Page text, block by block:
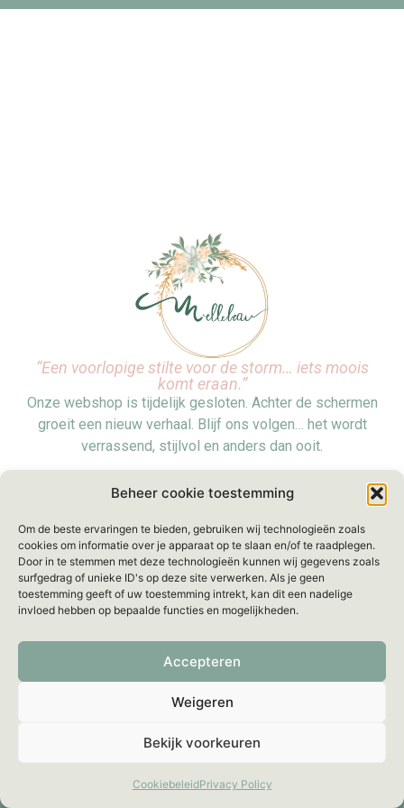
Beheer cookie toestemming
Om de beste ervaringen te bieden, gebruiken wij technologieën zoals
cookies om informatie over je apparaat op te slaan en/of te raadplegen.
Door in te stemmen met deze technologieën kunnen wij gegevens zoals
surfgedrag of unieke ID's op deze site verwerken. Als je geen
toestemming geeft of uw toestemming intrekt, kan dit een nadelige
invloed hebben op bepaalde functies en mogelijkheden.
Accepteren
Weigeren
Bekijk voorkeuren
CookiebeleidPrivacy Policy
“Een voorlopige stilte voor de storm… iets moois
komt eraan.”
Onze webshop is tijdelijk gesloten. Achter de schermen
groeit een nieuw verhaal. Blijf ons volgen… het wordt
verrassend, stijlvol en anders dan ooit.
Voorlopig zijn we even offline, maar we blijven bereikbaar
beantwoorden je bericht binnen48 uur.